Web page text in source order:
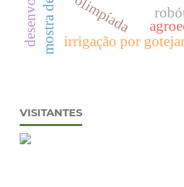
olimpíada
irrigação por
VISITANTES